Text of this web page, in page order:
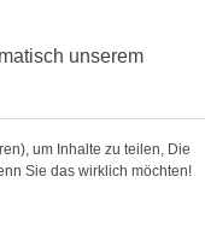
unserem
um Inhalte zu teilen, Die
Sie das wirklich möchten!